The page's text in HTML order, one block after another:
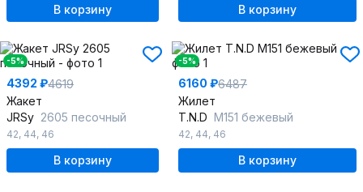
В корзину В корзину
-5%
4392 ₽4619
Жакет
JRSy 2605 песочный
42, 44, 46
В корзину
-5%
6160 ₽6487
Жилет
T.N.D М151 бежевый
42, 44, 46
В корзину